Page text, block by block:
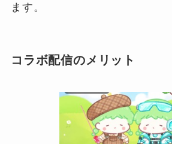
ます。
コラボ配信のメリット